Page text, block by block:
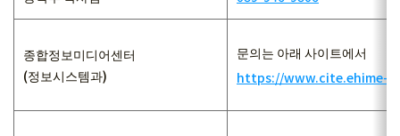
종합정보미디어센터
(정보시스템과)
문의는 아래 사이트에서
https://www.cite.ehime-